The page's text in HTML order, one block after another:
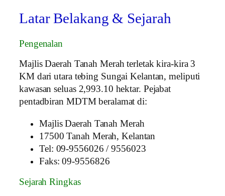
Latar Belakang & Sejarah
Pengenalan
Majlis Daerah Tanah Merah terletak kira-kira 3
KM dari utara tebing Sungai Kelantan, meliputi
kawasan seluas 2,993.10 hektar. Pejabat
pentadbiran MDTM beralamat di:
Majlis Daerah Tanah Merah
17500 Tanah Merah, Kelantan
Tel: 09-9556026 / 9556023
Faks: 09-9556826
Sejarah Ringkas